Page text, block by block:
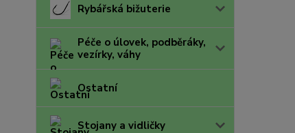
Rybářská bižuterie
Péče o úlovek, podběráky,
vezírky, váhy
Ostatní
Stojany a vidličky